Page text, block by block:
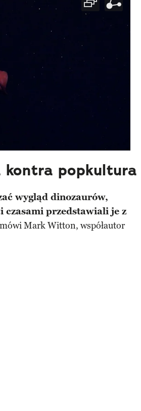
kontra popkultura
wygląd dinozaurów,
czasami przedstawiali je z
Mark Witton, współautor